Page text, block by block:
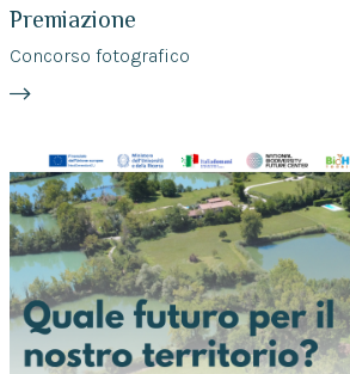
Premiazione
Concorso fotografico